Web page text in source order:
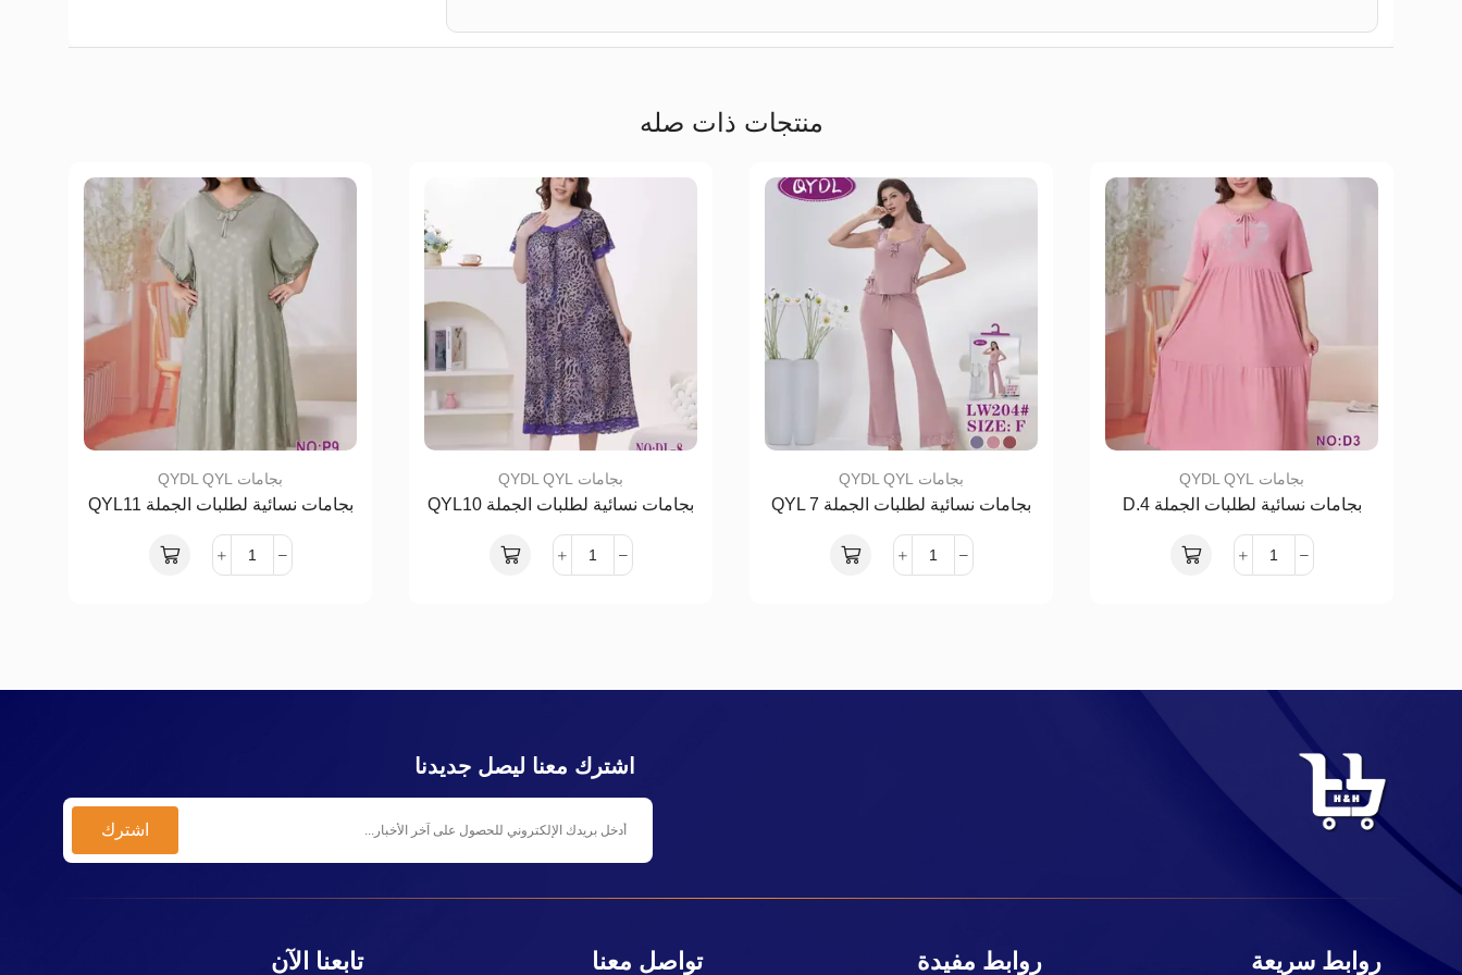
منتجات ذات صله
بجامات QYDL QYL
بجامات نسائية لطلبات الجملة D.4
بجامات QYDL QYL
بجامات نسائية لطلبات الجملة QYL 7
بجامات QYDL QYL
بجامات نسائية لطلبات الجملة QYL10
بجامات QYDL QYL
بجامات نسائية لطلبات الجملة QYL11
اشترك معنا ليصل جديدنا
روابط سريعة روابط مفيدة تواصل معنا تابعنا الآن